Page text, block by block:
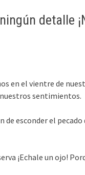
detalle
en el vientre de
sentimientos.
de esconder el
¡Echale un ojo!